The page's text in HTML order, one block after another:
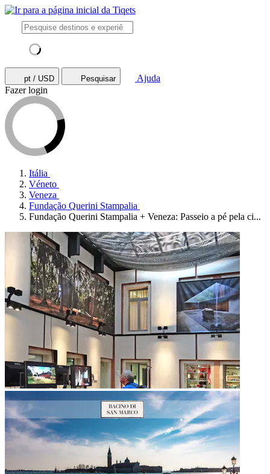
pt / USD Pesquisar
Ajuda
Fazer login
Itália
Véneto
Veneza
Fundação Querini Stampalia
Fundação Querini Stampalia + Veneza: Passeio a pé pela ci...